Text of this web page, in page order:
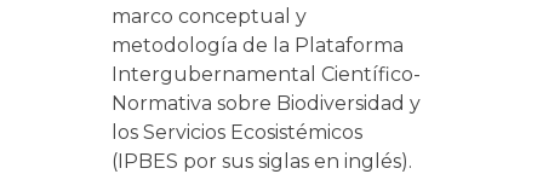
marco conceptual y
metodología de la Plataforma
Intergubernamental Científico-
Normativa sobre Biodiversidad y
los Servicios Ecosistémicos
(IPBES por sus siglas en inglés).